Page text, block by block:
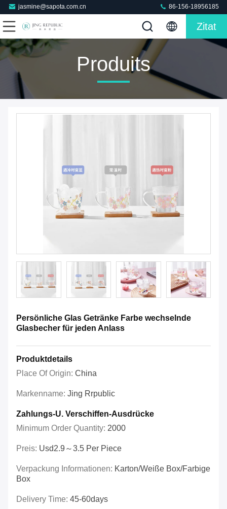
jasmine@sapota.com.cn 86-156-18956185
Zitat
Produits
Persönliche Glas Getränke Farbe wechselnde
Glasbecher für jeden Anlass
Produktdetails
Place Of Origin: China
Markenname: Jing Rrpublic
Zahlungs-U. Verschiffen-Ausdrücke
Minimum Order Quantity: 2000
Preis: Usd2.9～3.5 Per Piece
Verpackung Informationen: Karton/weiße Box/farbige
Box
Delivery Time: 45-60days